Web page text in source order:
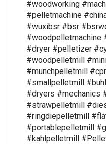
#woodworking
#pelletmachine
#wuxibsr #bsr
#woodpelletmachine
#dryer #pelletizer
#woodpelletmill
#munchpelletmill
#smallpelletmill
#dryers #mechanics
#strawpelletmill
#ringdiepelletmill
#portablepelletmill
#kahlpelletmill